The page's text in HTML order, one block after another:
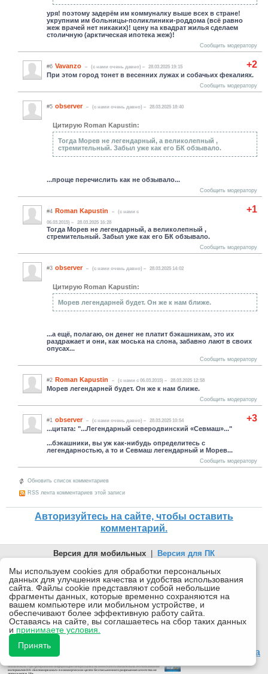
уря! поэтому задерём им коммуналку выше всех в стране!
укрупним им больницы-поликлиники-роддома (всё равно
жеж врачей нет никаких)! цену на квадрат жилья сделаем
столичную (арктическая ипотека жеж)!
Сообщить модератору
+2
#6 Vavanzo (c нами очень давно) 28.03.2025 19:15
При этом город тонет в весенних лужах и собачьих фекалиях.
Сообщить модератору
#5 observer (c нами очень давно) 28.03.2025 18:40
Цитирую Roman Kapustin:
Тогда Морев не легендарный, а великолепный ,
стремительный. Забыл уже как его БК обзывало.
...проще перечислить как не обзывало...
Сообщить модератору
+1
#4 Roman Kapustin
(c нами с
06.03.2015)
28.03.2025 16:28
Тогда Морев не легендарный, а великолепный ,
стремительный. Забыл уже как его БК обзывало.
Сообщить модератору
#3 observer (c нами очень давно) 28.03.2025 14:02
Цитирую Roman Kapustin:
Морев легендарней будет. Он же к нам ближе.
...а ещё, полагаю, он денег не платит бэкашникам, это их
раздражает и они, как моська на слона, забавно лают в своих
опусах...
Сообщить модератору
#2 Roman Kapustin (c нами с 06.03.2015) 28.03.2025 12:58
Морев легендарней будет. Он же к нам ближе.
Сообщить модератору
+3
#1 observer (c нами очень давно) 28.03.2025 10:54
...цитата: "...Легендарный северодвинский «Севмаш»..."
...бэкашники, вы уж как-нибудь определитесь с
легендарностью, а то и Севмаш легендарный и Морев...
Сообщить модератору
Обновить список комментариев
RSS лента комментариев этой записи
Авторизуйтесь на сайте, чтобы оставить
комментарий.
Версия для мобильных | Версия для ПК
© 2026 Беломорканал Северодвинск tv29.ru
Joomla!is Free Software released under the GNU General Public
License.
Mobile version byMobile Joomla!
Desktop Version
СИ "Информационное агентство "Беломорканал" регистрационный номер ЭЛ № ФС77-77001 от
массовых коммуникаций (Роскомнадзор). Учредитель: ООО "ТВ29". Главный редактор: Рудалев А.Г.
Беломорканал - новостной сайт Архангельской области: новости Северодвинска, новости поморья,
Все права на материалы, опубликованные на сайте, защищены в соответствии с российским и
обязательна. При цитировании информации гиперссылка на www.tv29.ru обязательна. Использование
материалов ИА «Беломорканал» в коммерческих целях без письменного разрешения агентства не
Мы используем cookies для обработки персональных
данных для улучшения качества и удобства использования
сайта. Файлы cookie представляют собой небольшие
фрагменты данных, которые временно сохраняются на
вашем компьютере или мобильном устройстве, и
обеспечивают более эффективную работу сайта.
Оставаясь на сайте, вы соглашаетесь на сбор таких данных
и принимаете условия.
Принять